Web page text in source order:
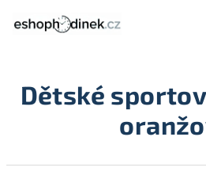
Dětské